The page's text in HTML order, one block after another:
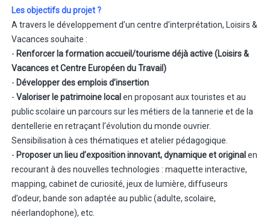
Les objectifs du projet ?
A travers le développement d’un centre d’interprétation, Loisirs &
Vacances souhaite :
- Renforcer la formation accueil/tourisme déjà active (Loisirs &
Vacances et Centre Européen du Travail)
- Développer des emplois d’insertion
-Valoriser le patrimoine localen proposant aux touristes et au
public scolaire un parcours sur les métiers de la tannerie et de la
dentellerie en retraçant l’évolution du monde ouvrier.
Sensibilisation à ces thématiques et atelier pédagogique.
- Proposer un lieu d’exposition innovant, dynamique et originalen
recourant à des nouvelles technologies : maquette interactive,
mapping, cabinet de curiosité, jeux de lumière, diffuseurs
d’odeur, bande son adaptée au public (adulte, scolaire,
néerlandophone), etc.